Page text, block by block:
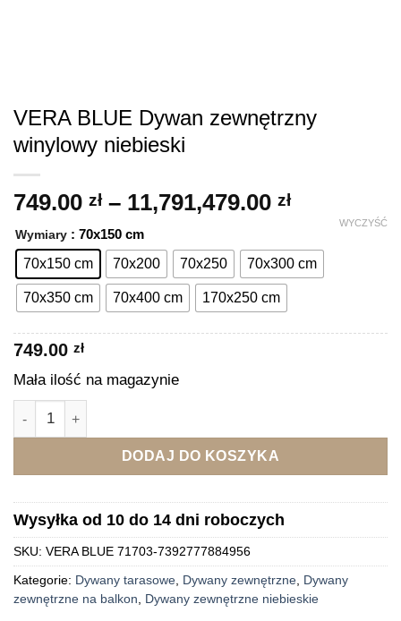
VERA BLUE Dywan zewnętrzny
winylowy niebieski
749.00 zł – 11,791,479.00 złZakres
od
749.00 zł
Wymiary : 70x150 cm
70x150 cm
70x200 70x250 70x300 cm
70x350 cm 70x400 cm 170x250 cm
WYCZYŚĆ
749.00 zł
Mała ilość na magazynie
ilość VERA BLUE Dywan zewnętrzny winylowy niebieski
DODAJ DO KOSZYKA
Wysyłka od 10 do 14 dni roboczych
SKU: VERA BLUE 71703-7392777884956
Kategorie: Dywany tarasowe, Dywany zewnętrzne, Dywany
zewnętrzne na balkon, Dywany zewnętrzne niebieskie